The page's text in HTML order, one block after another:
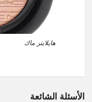
هايلايتر ماك
الأسئلة الشائعة